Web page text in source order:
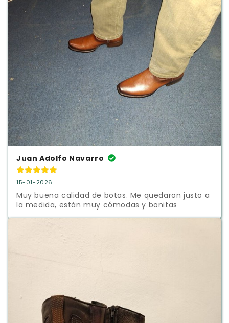
Juan Adolfo Navarro
15-01-2026
Muy buena calidad de botas. Me quedaron justo a
la medida, están muy cómodas y bonitas